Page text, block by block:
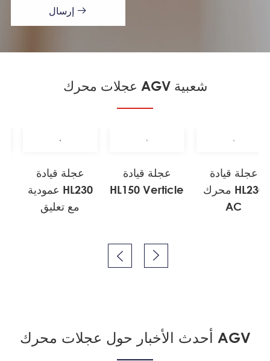

عجلات محرك AGV شعبية
عجلة قيادة
عمودية HL230
مع تعليق
عجلة قيادة
HL150 Verticle
عجلة قيادة
محرك HL230
AC
 
أحدث الأخبار حول عجلات محرك AGV